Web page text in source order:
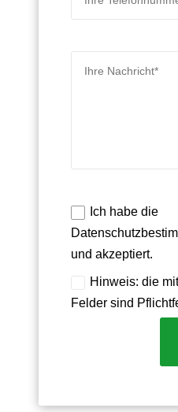
Ich habe die
und akzeptiert.
Hinweis: die
Felder sind